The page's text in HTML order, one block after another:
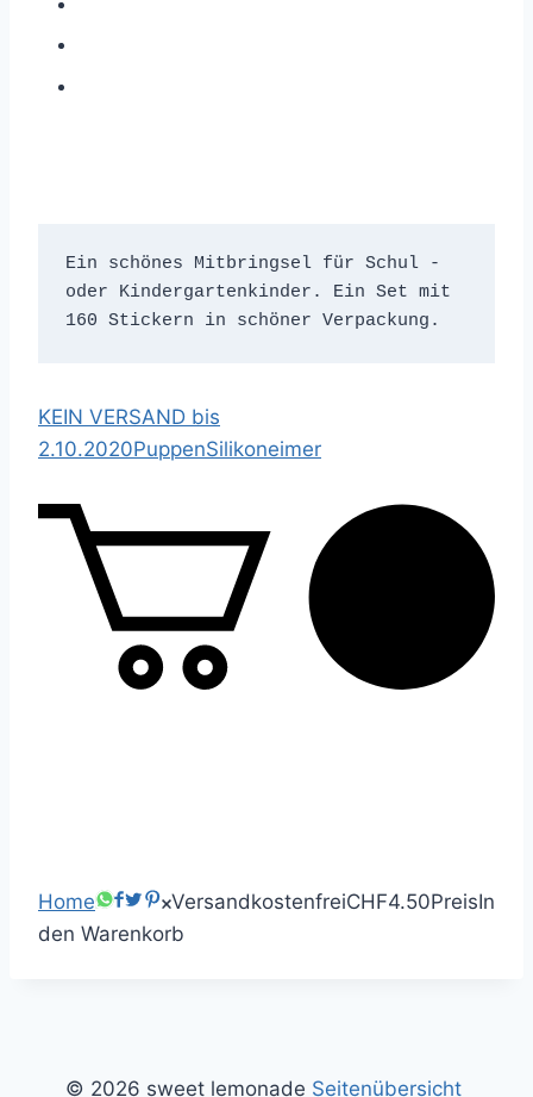
Ein schönes Mitbringsel für Schul -
oder Kindergartenkinder. Ein Set mit
160 Stickern in schöner Verpackung.
KEIN VERSAND bis
2.10.2020PuppenSilikoneimer
Home VersandkostenfreiCHF4.50PreisIn
den Warenkorb
© 2026 sweet lemonade Seitenübersicht